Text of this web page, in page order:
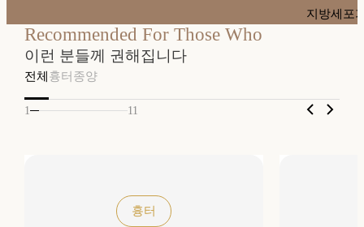
지방세포
Recommended For Those Who
이런 분들께 권해집니다
전체흉터종양
1 11
흉터